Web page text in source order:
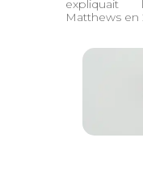
expliquait
Matthews en